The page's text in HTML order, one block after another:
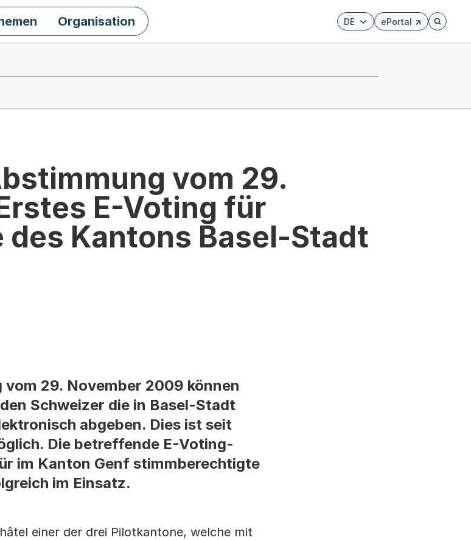
DE ePortal
Externer Link, wird in
Öffnet
Organisation
vom 29.
E-Voting für
Kantons Basel-Stadt
29. November 2009 können
Schweizer die in Basel-Stadt
abgeben. Dies ist seit
Die betreffende E-Voting-
im Kanton Genf stimmberechtigte
im Einsatz.
einer der drei Pilotkantone, welche mit